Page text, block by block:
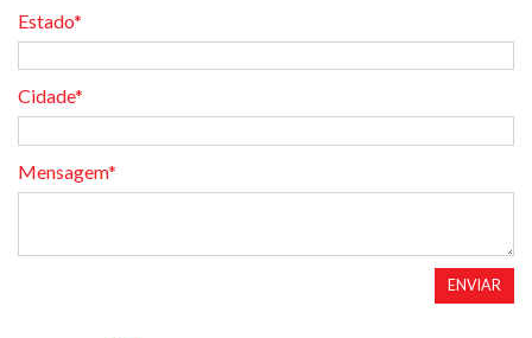
Estado*
Cidade*
Mensagem*
ENVIAR